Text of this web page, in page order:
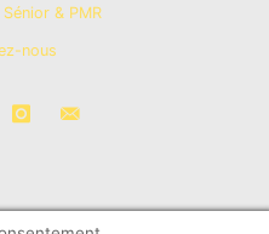
& PMR
nous